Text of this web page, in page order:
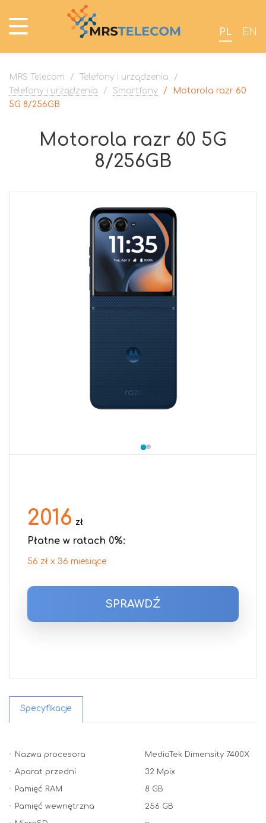
PL EN
MRS Telecom / Telefony i urządzenia
/
Telefony i urządzenia
/ Smartfony /
Motorola razr 60
5G 8/256GB
Motorola razr 60 5G
8/256GB
2016 zł
Płatne w ratach 0%:
56 zł x 36 miesiące
SPRAWDŹ
Specyfikacje
Nazwa procesora MediaTek Dimensity 7400X
Aparat przedni 32 Mpix
Pamięć RAM 8 GB
Pamięć wewnętrzna 256 GB